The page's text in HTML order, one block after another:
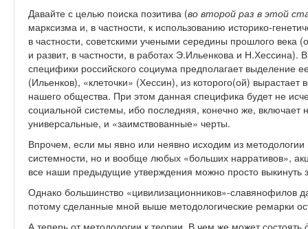
Давайте с целью поиска позитива (во второй раз в этой
марксизма и, в частности, к использованию историко-
в частности, советскими учеными середины прошлого века
и развит, в частности, в работах Э.Ильенкова и Н.Хессина).
специфики российского социума предполагает выделение
(Ильенков), «клеточки» (Хессин), из которого(ой) вырастает
нашего общества. При этом данная специфика будет не
социальной системы, ибо последняя, конечно же, включает
универсальные, и «заимствованные» черты.
Впрочем, если мы явно или неявно исходим из
системности, но и вообще любых «больших нарративов»,
все наши предыдущие утверждения можно просто выкинуть
Однако большинство «цивилизационников»-славянофилов
потому сделанные мной выше методологические ремарки
А теперь от методологии к теории. В чем же может состоять